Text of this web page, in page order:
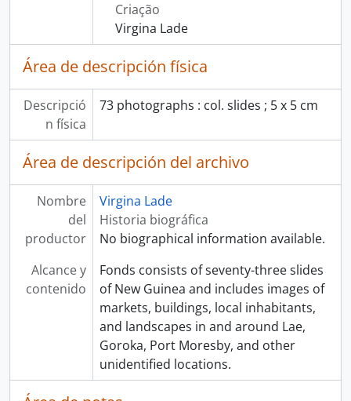
Criação
Virgina Lade
Área de descripción física
Descripció
n física
73 photographs : col. slides ; 5 x 5 cm
Área de descripción del archivo
Nombre
del
productor
Virgina Lade
Historia biográfica
No biographical information available.
Alcance y
contenido
Fonds consists of seventy-three slides
of New Guinea and includes images of
markets, buildings, local inhabitants,
and landscapes in and around Lae,
Goroka, Port Moresby, and other
unidentified locations.